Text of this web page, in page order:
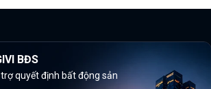
BĐS
quyết định bất động sản